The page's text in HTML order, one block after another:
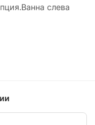
слева